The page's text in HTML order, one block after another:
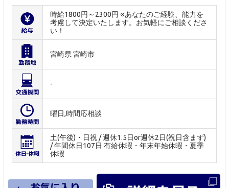
時給1800円～2300円 ※あなたのご経験、能力を
考慮して決定いたします。お気軽にご相談くださ
い！
宮崎県 宮崎市
-
曜日,時間応相談
土(午後)・日祝 / 週休1.5日or週休2日(祝日含まず)
/ 年間休日107日 有給休暇・年末年始休暇・夏季
休暇